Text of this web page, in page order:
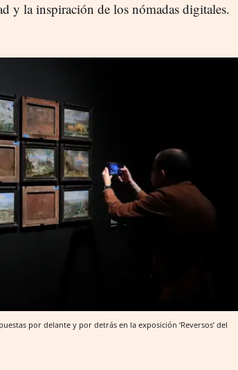
y la inspiración de los nómadas digitales.
por delante y por detrás en la exposición ‘Reversos’ del